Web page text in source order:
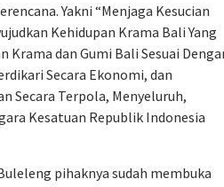
Yakni “Menjaga Kesucian
Kehidupan Krama Bali Yang
Krama dan Gumi Bali Sesuai
Secara Ekonomi, dan
Secara Terpola, Menyeluruh,
Kesatuan Republik Indonesia
pihaknya sudah membuka